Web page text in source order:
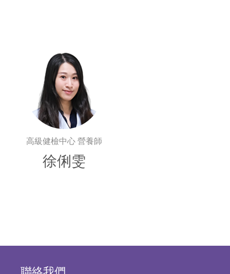
高級健檢中心 營養師
徐俐雯